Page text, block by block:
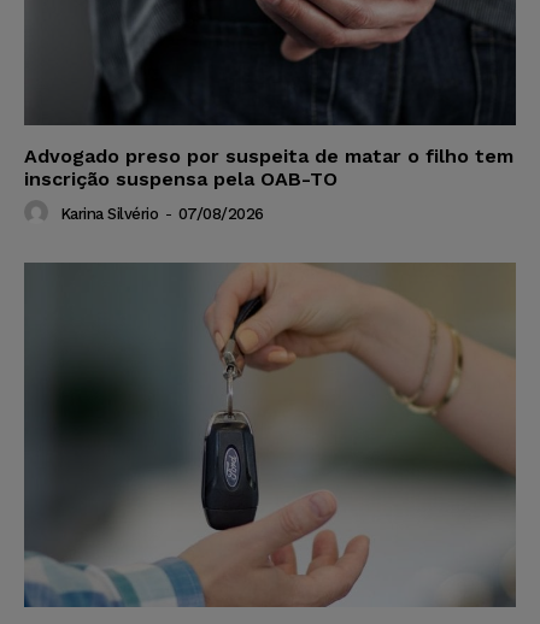
Advogado preso por suspeita de matar o filho tem
inscrição suspensa pela OAB-TO
Karina Silvério - 07/08/2026